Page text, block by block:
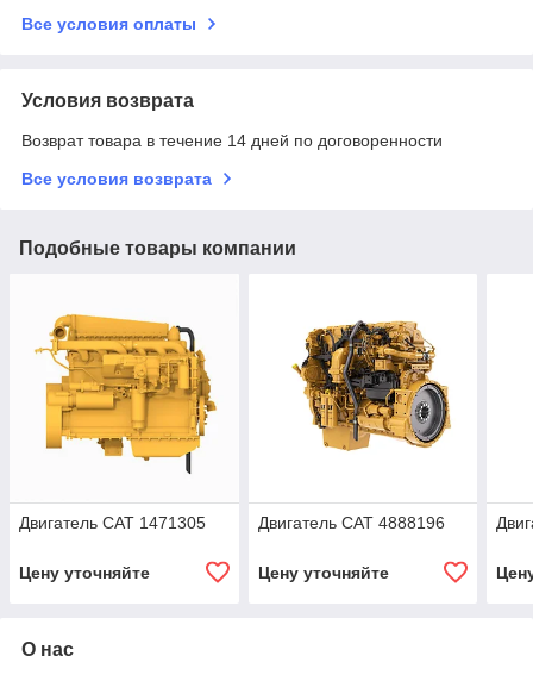
Все условия оплаты
Условия возврата
Возврат товара в течение 14 дней по договоренности
Все условия возврата
Подобные товары компании
Двигатель CAT 1471305
Цену уточняйте
Двигатель CAT 4888196
Цену уточняйте
О нас